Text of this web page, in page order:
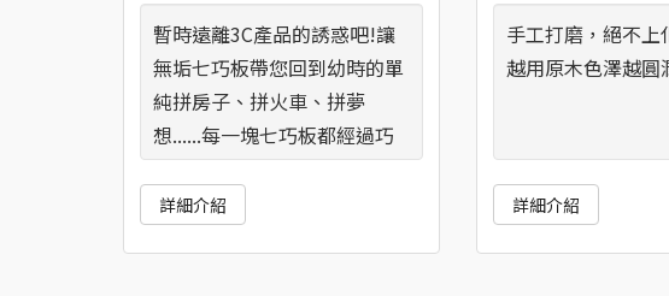
暫時遠離3C產品的誘惑吧!讓
無垢七巧板帶您回到幼時的單
純拼房子、拼火車、拼夢
想......每一塊七巧板都經過巧
手細磨，無任何塗裝，讓您玩
得健康無慮。
詳細介紹
手工打磨，絕不上
越用原木色澤越圓
詳細介紹